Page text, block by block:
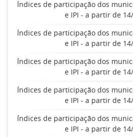
Índices de participação dos
e IPI - a partir de
Índices de participação dos
e IPI - a partir de
Índices de participação dos
e IPI - a partir de
Índices de participação dos
e IPI - a partir de
Índices de participação dos
e IPI - a partir de